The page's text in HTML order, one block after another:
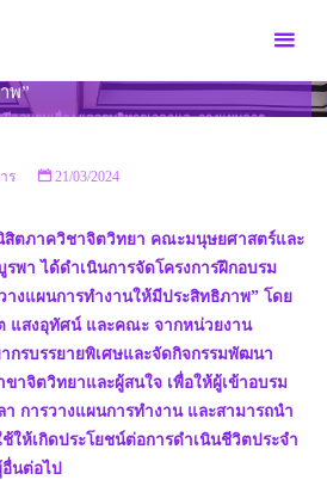
พ”
ฝึกอบรมเรื่อง “การบริหารเวลาและวางแผนการ
ร 21/03/2024
สิตภาควิชาจิตวิทยา คณะมนุษยศาสตร์และ
พา ได้ดำเนินการจัดโครงการฝึกอบรม
างแผนการทำงานให้มีประสิทธิภาพ” โดย
แสงอุทัศน์ และคณะ จากหน่วยงาน
กรบรรยายพิเศษและจัดกิจกรรมพัฒนา
าจิตวิทยาและผู้สนใจ เพื่อให้ผู้เข้าอบรม
า การวางแผนการทำงาน และสามารถนำ
ให้เกิดประโยชน์ต่อการดำเนินชีวิตประจำ
นต่อไป